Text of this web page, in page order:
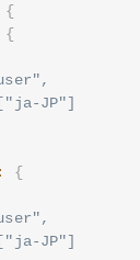
{
{
JP"]
:
{
JP"]